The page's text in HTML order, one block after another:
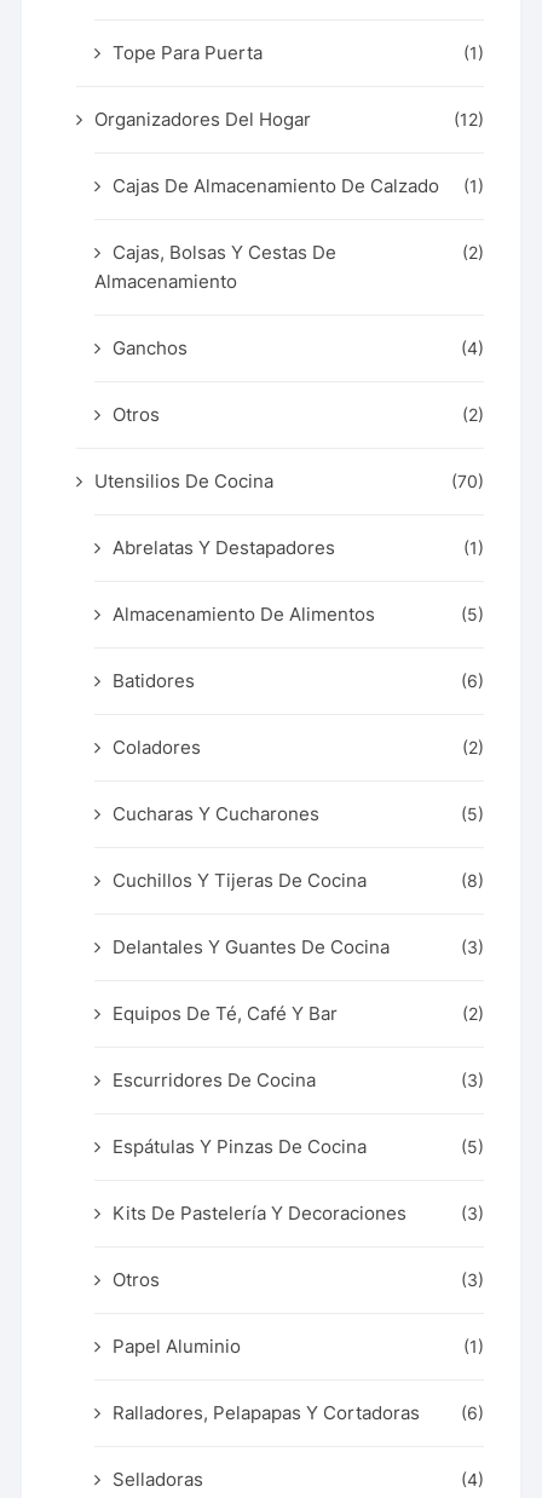
Tope Para Puerta (1)
Organizadores Del Hogar (12)
Cajas De Almacenamiento De Calzado (1)
Cajas, Bolsas Y Cestas De
Almacenamiento
(2)
Ganchos (4)
Otros (2)
Utensilios De Cocina (70)
Abrelatas Y Destapadores (1)
Almacenamiento De Alimentos (5)
Batidores (6)
Coladores (2)
Cucharas Y Cucharones (5)
Cuchillos Y Tijeras De Cocina (8)
Delantales Y Guantes De Cocina (3)
Equipos De Té, Café Y Bar (2)
Escurridores De Cocina (3)
Espátulas Y Pinzas De Cocina (5)
Kits De Pastelería Y Decoraciones (3)
Otros (3)
Papel Aluminio (1)
Ralladores, Pelapapas Y Cortadoras (6)
Selladoras (4)